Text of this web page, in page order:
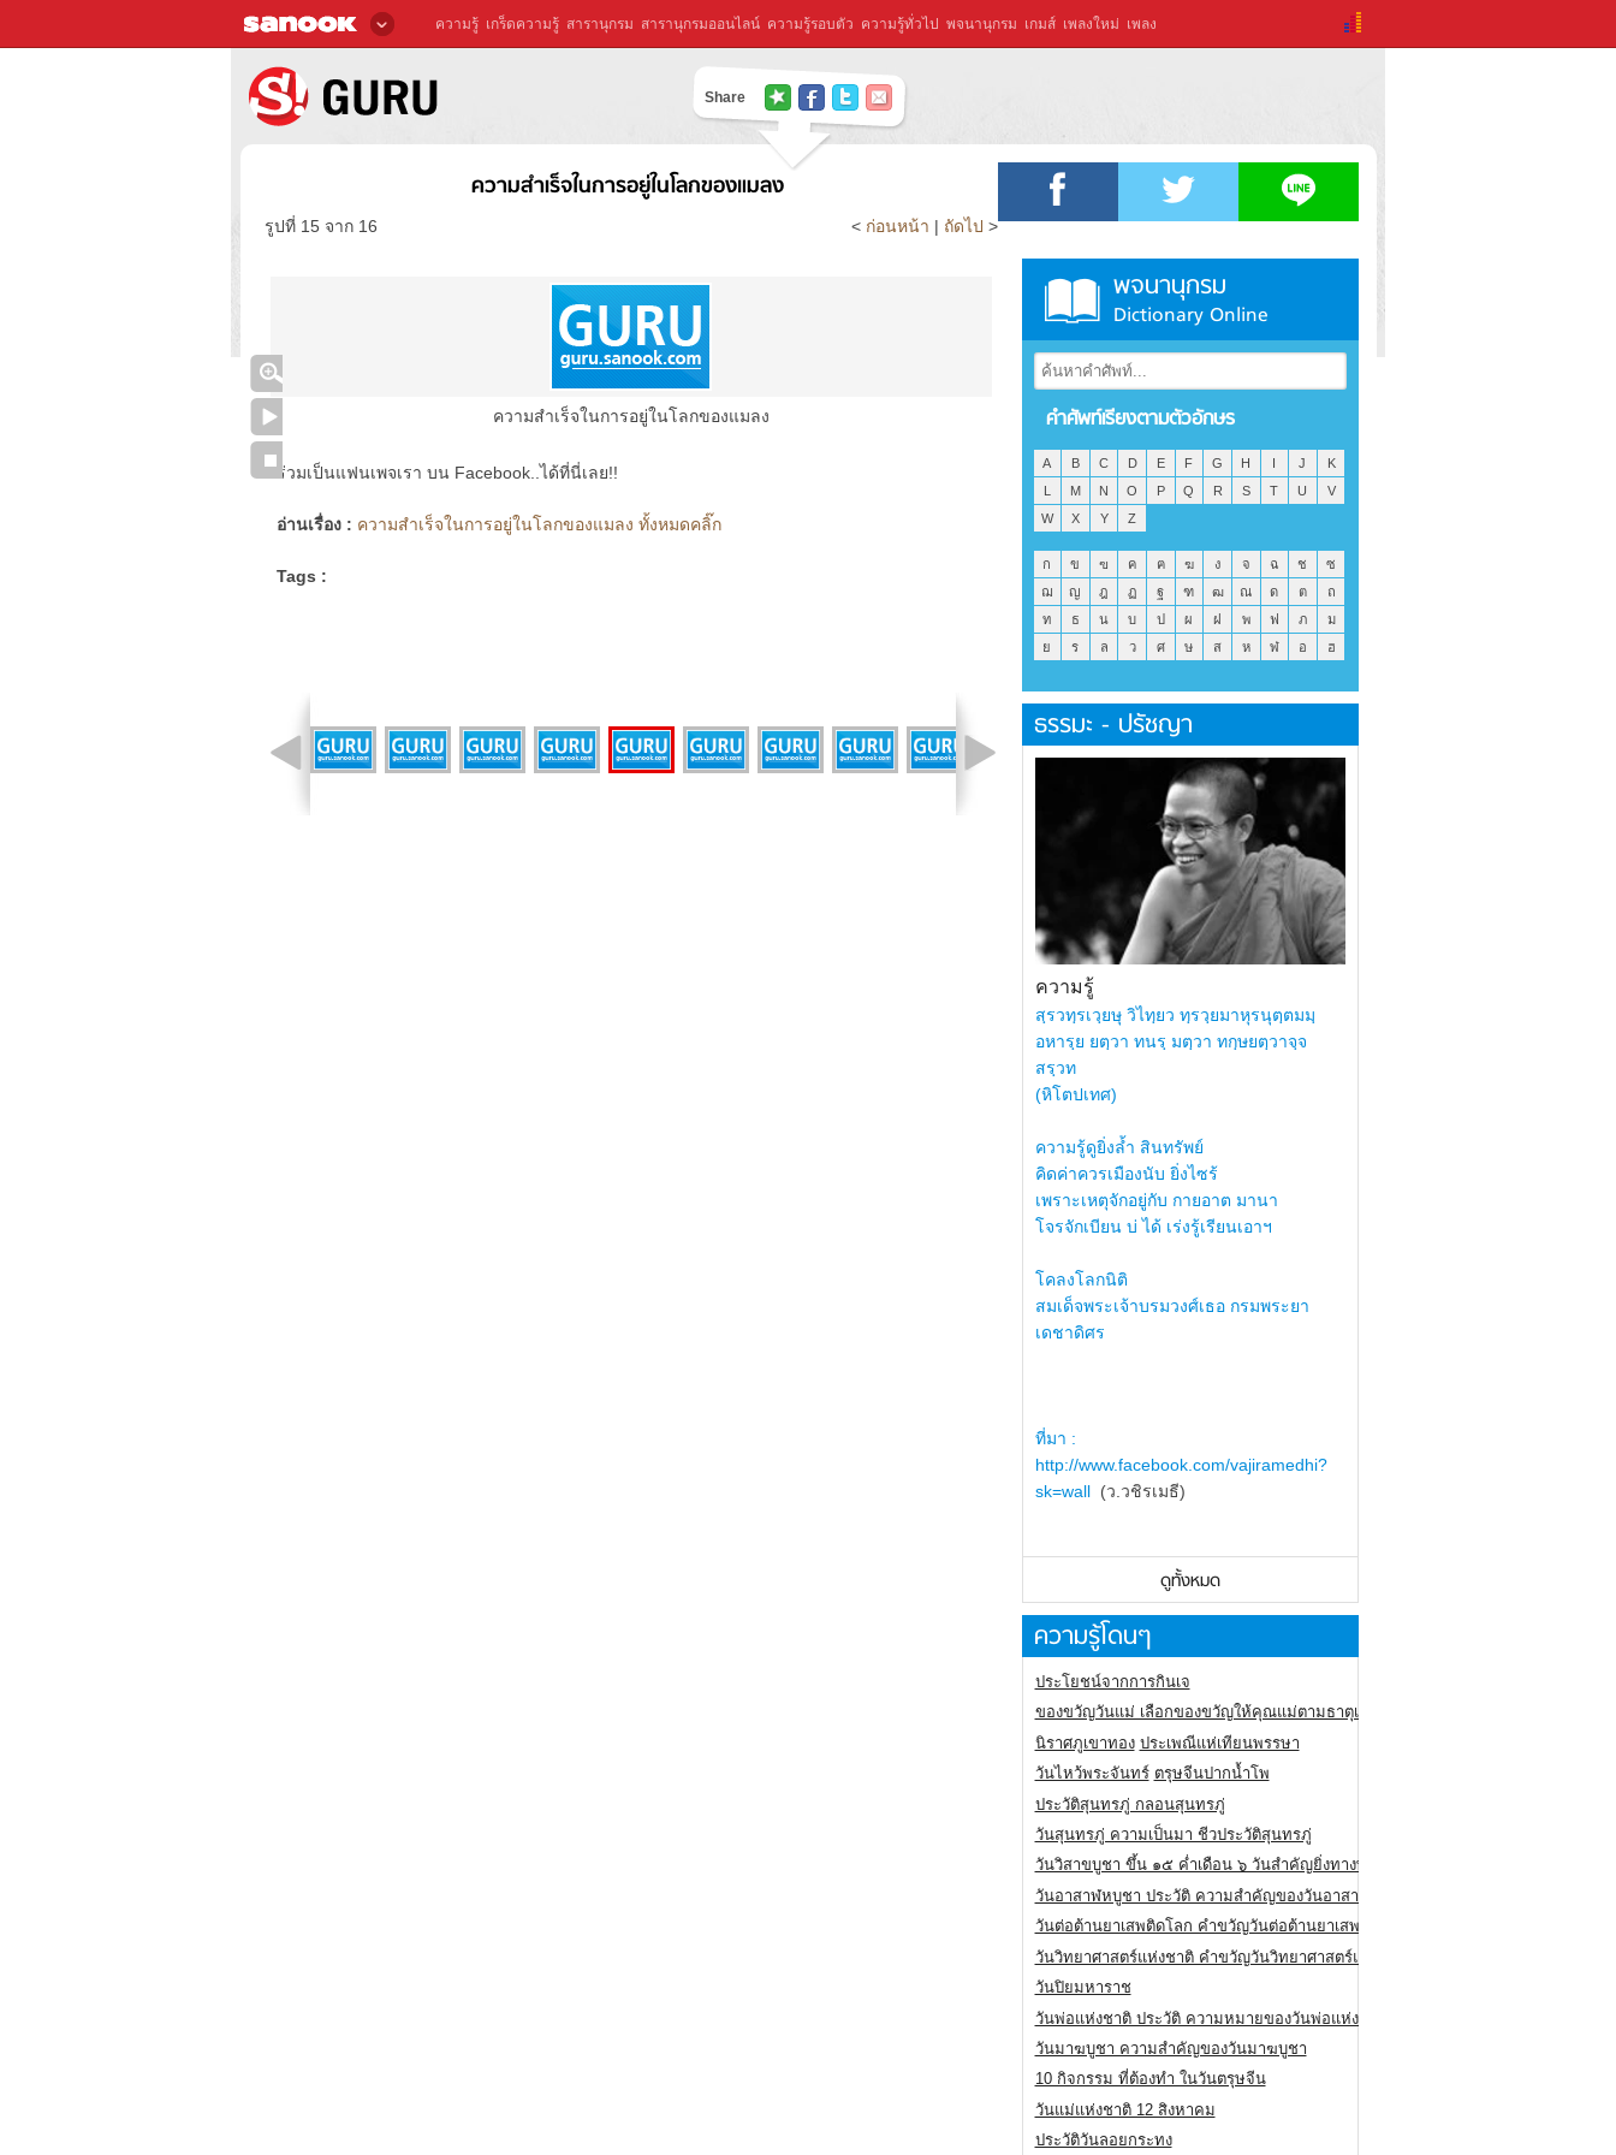
ความรู้ เกร็ดความรู้ สารานุกรม สารานุกรมออนไลน์ ความรู้รอบตัว ความรู้ทั่วไป พจนานุกรม เกมส์ เพลงใหม่ เพลง
Share
ความสำเร็จในการอยู่ในโลกของแมลง
รูปที่ 15 จาก 16 < ก่อนหน้า | ถัดไป >
ความสำเร็จในการอยู่ในโลกของแมลง
ร่วมเป็นแฟนเพจเรา บน Facebook..ได้ที่นี่เลย!!
อ่านเรื่อง : ความสำเร็จในการอยู่ในโลกของแมลง ทั้งหมดคลิ๊ก
Tags :
พจนานุกรม
Dictionary Online
คำศัพท์เรียงตามตัวอักษร
A B C D E F G H I J
K
L
M N O P Q R S T U
V
W
X Y Z
ก ข ฃ ค ฅ ฆ ง จ ฉ ช
ซ
ฌ
ญ ฎ ฏ ฐ ฑ ฒ ณ ด ต
ถ
ท
ธ น บ ป ผ ฝ พ ฟ ภ
ม
ย
ร ล ว ศ ษ ส ห ฬ อ ฮ
ธรรมะ - ปรัชญา
ความรู้
สฺรวทฺรเวฺยษุ วิไทฺยว ทฺรวฺยมาหุรนุตฺตมมฺ
อหารฺย ยตฺวา ทนรฺ มตฺวา ทกฺษยตฺวาจฺจ
สรฺวท
(หิโตปเทศ)
ความรู้ดูยิ่งล้ำ สินทรัพย์
คิดค่าควรเมืองนับ ยิ่งไซร้
เพราะเหตุจักอยู่กับ กายอาต มานา
โจรจักเบียน บ่ ได้ เร่งรู้เรียนเอาฯ
โคลงโลกนิติ
สมเด็จพระเจ้าบรมวงศ์เธอ กรมพระยา
เดชาดิศร
ที่มา :
http://www.facebook.com/vajiramedhi?
sk=wall(ว.วชิรเมธี)
ดูทั้งหมด
ความรู้โดนๆ
ประโยชน์จากการกินเจ
ของขวัญวันแม่ เลือกของขวัญให้คุณแม่ตามธาตุเกิด
นิราศภูเขาทอง ประเพณีแห่เทียนพรรษา
วันไหว้พระจันทร์ ตรุษจีนปากน้ำโพ
ประวัติสุนทรภู่ กลอนสุนทรภู่
วันสุนทรภู่ ความเป็นมา ชีวประวัติสุนทรภู่
วันวิสาขบูชา ขึ้น ๑๕ ค่ำเดือน ๖ วันสำคัญยิ่งทางพระพุทธศาสนา
วันอาสาฬหบูชา ประวัติ ความสําคัญของวันอาสาฬหบูชา
วันต่อต้านยาเสพติดโลก คำขวัญวันต่อต้านยาเสพติดสากล
วันวิทยาศาสตร์แห่งชาติ คำขวัญวันวิทยาศาสตร์แห่งชาติ
วันปิยมหาราช
วันพ่อแห่งชาติ ประวัติ ความหมายของวันพ่อแห่งชาติ
วันมาฆบูชา ความสำคัญของวันมาฆบูชา
10 กิจกรรม ที่ต้องทำ ในวันตรุษจีน
วันแม่แห่งชาติ 12 สิงหาคม
ประวัติวันลอยกระทง